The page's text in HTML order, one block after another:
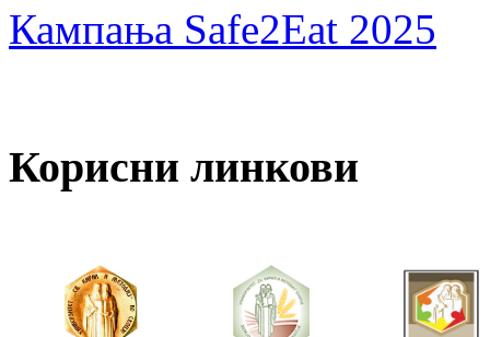
Кампања Safe2Eat 2025
Корисни линкови